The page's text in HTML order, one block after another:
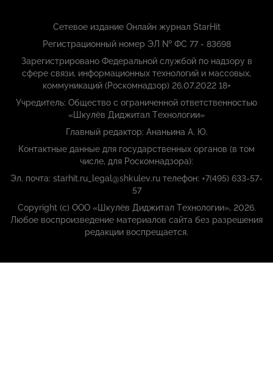
Сетевое издание Онлайн журнал StarHit
Регистрационный номер ЭЛ № ФС 77 - 83698
Зарегистрировано Федеральной службой по надзору в
сфере связи, информационных технологий и массовых,
коммуникаций (Роскомнадзор) 26.07.2022 18+
Учредитель: Общество с ограниченной ответственностью
«Шкулёв Диджитал Технологии»
Главный редактор: Ананьина А. Ю.
Контактные данные для государственных органов (в том
числе, для Роскомнадзора):
Эл. почта: starhit.ru_legal@shkulev.ru телефон: +7(495) 633-57-
57
Copyright (с) ООО «Шкулёв Диджитал Технологии», 2026.
Любое воспроизведение материалов сайта без разрешения
редакции воспрещается.